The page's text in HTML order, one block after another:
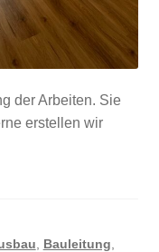
der Arbeiten. Sie
erstellen wir
Bauleitung